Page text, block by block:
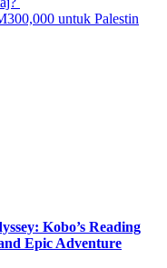
untuk Palestin
Kobo’s Reading
Epic Adventure